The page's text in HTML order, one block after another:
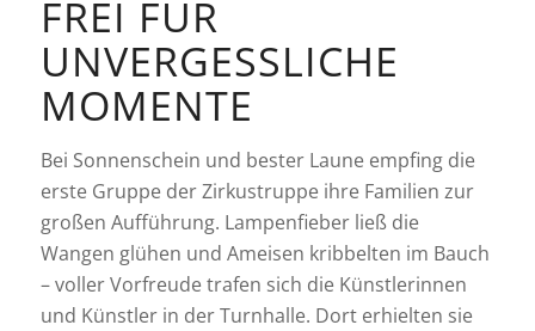
REI FÜR U
NVERGESSLICHE M
OMENTE
Bei Sonnenschein und bester Laune empfing die
erste Gruppe der Zirkustruppe ihre Familien zur
großen Aufführung. Lampenfieber ließ die
Wangen glühen und Ameisen kribbelten im Bauch
– voller Vorfreude trafen sich die Künstlerinnen
und Künstler in der Turnhalle. Dort erhielten sie